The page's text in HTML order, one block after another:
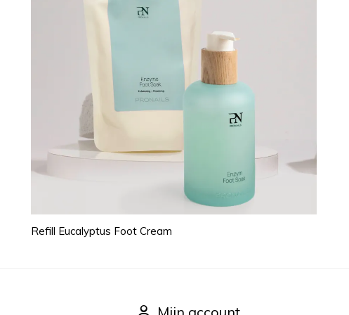
Refill Eucalyptus Foot Cream